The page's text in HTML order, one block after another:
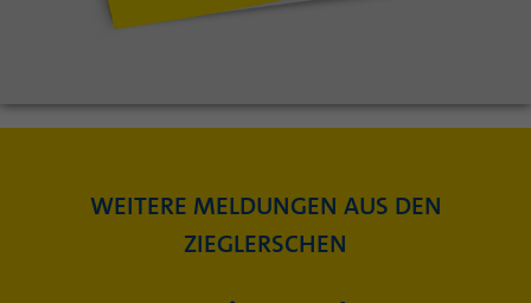
WEITERE MELDUNGEN AUS DEN
ZIEGLERSCHEN